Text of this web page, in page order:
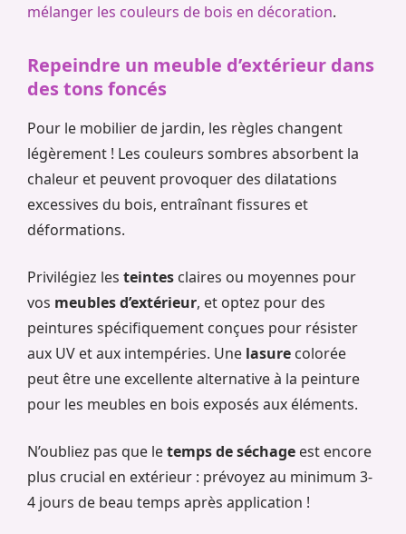
mélanger les couleurs de bois en décoration.
Repeindre un meuble d’extérieur dans
des tons foncés
Pour le mobilier de jardin, les règles changent
légèrement ! Les couleurs sombres absorbent la
chaleur et peuvent provoquer des dilatations
excessives du bois, entraînant fissures et
déformations.
Privilégiez les teintes claires ou moyennes pour
vos meubles d’extérieur, et optez pour des
peintures spécifiquement conçues pour résister
aux UV et aux intempéries. Une lasure colorée
peut être une excellente alternative à la peinture
pour les meubles en bois exposés aux éléments.
N’oubliez pas que letemps de séchage est encore
plus crucial en extérieur : prévoyez au minimum 3-
4 jours de beau temps après application !